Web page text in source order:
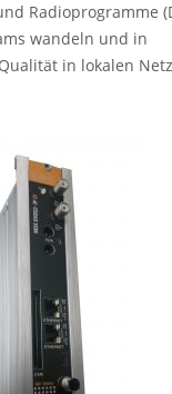
Radioprogramme
wandeln und in
in lokalen